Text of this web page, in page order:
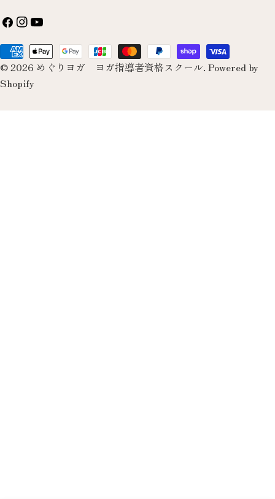
フ
イ
ス
ブ
イ
ス
タ
グ
YouTube
© 2026 めぐりヨガ ヨガ指導者資格スクール. Powered by
Shopify
支
払